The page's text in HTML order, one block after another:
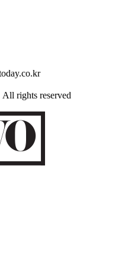
All rights reserved